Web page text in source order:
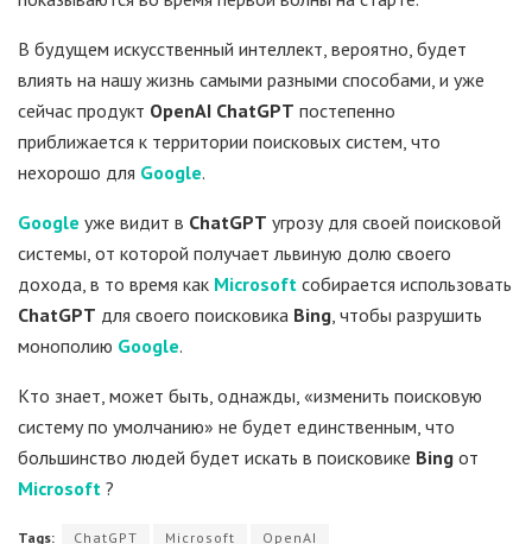
В будущем искусственный интеллект, вероятно, будет
влиять на нашу жизнь самыми разными способами, и уже
сейчас продукт OpenAI ChatGPT постепенно
приближается к территории поисковых систем, что
нехорошо для Google.
Google уже видит в ChatGPT угрозу для своей поисковой
системы, от которой получает львиную долю своего
дохода, в то время как Microsoft собирается использовать
ChatGPT для своего поисковика Bing , чтобы разрушить
монополию Google.
Кто знает, может быть, однажды, «изменить поисковую
систему по умолчанию» не будет единственным, что
большинство людей будет искать в поисковике Bing от
Microsoft ?
Tags: ChatGPT Microsoft OpenAI